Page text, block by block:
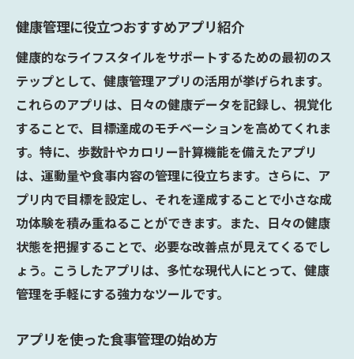
健康管理に役立つおすすめアプリ紹介
健康的なライフスタイルをサポートするための最初のス
テップとして、健康管理アプリの活用が挙げられます。
これらのアプリは、日々の健康データを記録し、視覚化
することで、目標達成のモチベーションを高めてくれま
す。特に、歩数計やカロリー計算機能を備えたアプリ
は、運動量や食事内容の管理に役立ちます。さらに、ア
プリ内で目標を設定し、それを達成することで小さな成
功体験を積み重ねることができます。また、日々の健康
状態を把握することで、必要な改善点が見えてくるでし
ょう。こうしたアプリは、多忙な現代人にとって、健康
管理を手軽にする強力なツールです。
アプリを使った食事管理の始め方